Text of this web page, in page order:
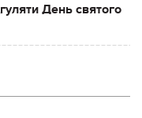
День святого